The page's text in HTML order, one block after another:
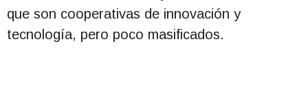
que son cooperativas de innovación y
tecnología, pero poco masificados.